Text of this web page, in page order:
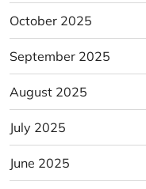
October 2025
September 2025
August 2025
July 2025
June 2025